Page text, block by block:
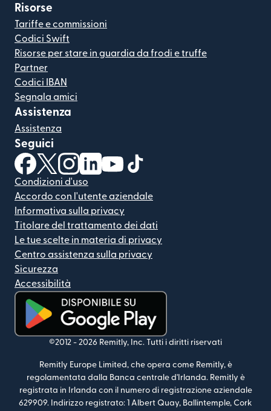
Risorse
Tariffe e commissioni
Codici Swift
Risorse per stare in guardia da frodi e truffe
Partner
Codici IBAN
Segnala amici
Assistenza
Assistenza
Seguici
(si apre in una nuova finestra)
(si apre in una nuova finestra)
(si apre in una nuova finestra)
(si apre in una nuova finestra)
(si apre in una nuova finestra)
Condizioni d'uso
Accordo con l'utente aziendale
Informativa sulla privacy
Titolare del trattamento dei dati
Le tue scelte in materia di privacy
Centro assistenza sulla privacy
Sicurezza
Accessibilità
(si apre in una nuova finestra)
©2012 - 2026 Remitly, Inc. Tutti i diritti riservati
Remitly Europe Limited, che opera come Remitly, è
regolamentata dalla Banca centrale d'Irlanda. Remitly è
registrata in Irlanda con il numero di registrazione aziendale
629909. Indirizzo registrato: 1 Albert Quay, Ballintemple, Cork